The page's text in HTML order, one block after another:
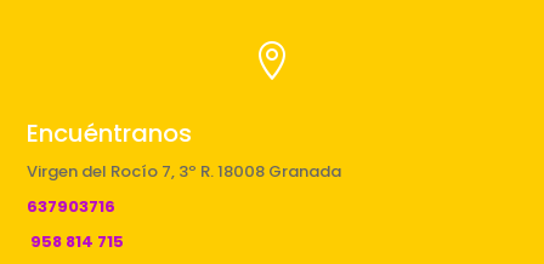

Encuéntranos
Virgen del Rocío 7, 3º R. 18008 Granada
637903716
958 814 715